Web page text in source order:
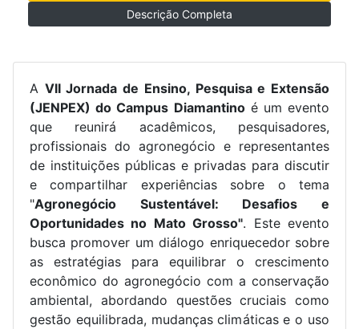
Descrição Completa
A VII Jornada de Ensino, Pesquisa e Extensão
(JENPEX) do Campus Diamantinoé um evento
que reunirá acadêmicos, pesquisadores,
profissionais do agronegócio e representantes
de instituições públicas e privadas para discutir
e compartilhar experiências sobre o tema
"Agronegócio Sustentável: Desafios e
Oportunidades no Mato Grosso". Este evento
busca promover um diálogo enriquecedor sobre
as estratégias para equilibrar o crescimento
econômico do agronegócio com a conservação
ambiental, abordando questões cruciais como
gestão equilibrada, mudanças climáticas e o uso